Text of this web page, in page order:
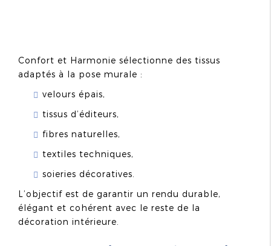
Confort et Harmonie sélectionne des tissus
adaptés à la pose murale :
velours épais,
tissus d’éditeurs,
fibres naturelles,
textiles techniques,
soieries décoratives.
L’objectif est de garantir un rendu durable,
élégant et cohérent avec le reste de la
décoration intérieure.